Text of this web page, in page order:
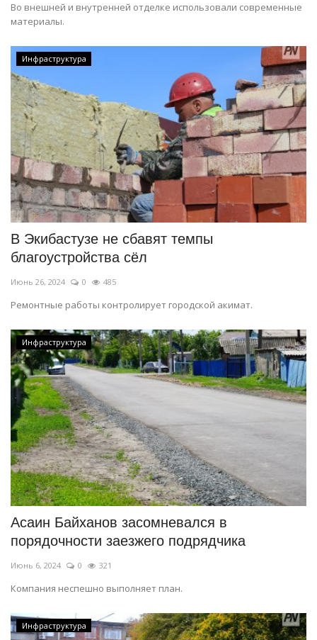
Во внешней и внутренней отделке использовали современные
материалы.
Инфраструктура
В Экибастузе не сбавят темпы
благоустройства сёл
Июнь 26, 2024 0 485
Ремонтные работы контролирует городской акимат.
Инфраструктура
Асаин Байханов засомневался в
порядочности заезжего подрядчика
Июнь 6, 2024 0 321
Компания неспешно выполняет план.
Инфраструктура